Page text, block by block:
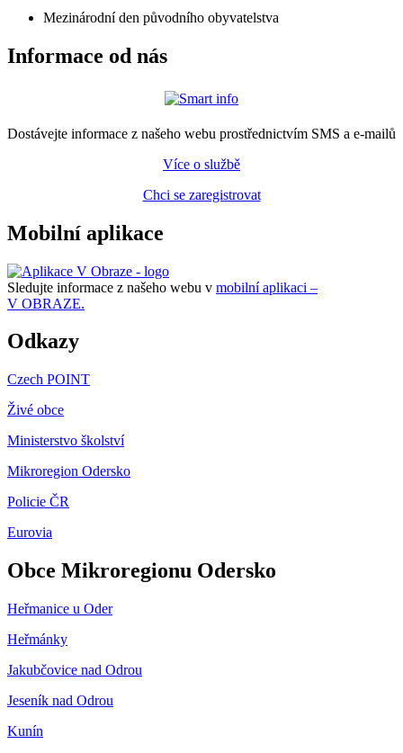
Mezinárodní den původního obyvatelstva
Informace od nás
Dostávejte informace z našeho webu prostřednictvím SMS a e-mailů
Více o službě
Chci se zaregistrovat
Mobilní aplikace
Sledujte informace z našeho webu v mobilní aplikaci –
V OBRAZE.
Odkazy
Czech POINT
Živé obce
Ministerstvo školství
Mikroregion Odersko
Policie ČR
Eurovia
Obce Mikroregionu Odersko
Heřmanice u Oder
Heřmánky
Jakubčovice nad Odrou
Jeseník nad Odrou
Kunín